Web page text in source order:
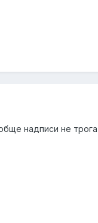
надписи не